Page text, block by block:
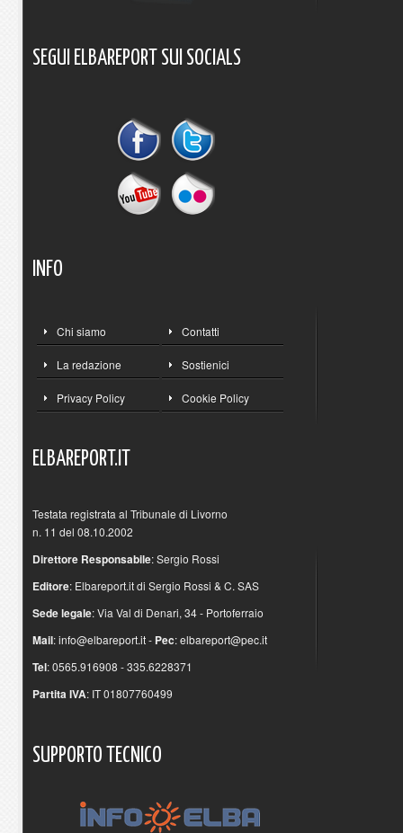
SEGUI ELBAREPORT SUI SOCIALS
INFO
Chi siamo Contatti
La redazione Sostienici
Privacy Policy Cookie Policy
ELBAREPORT.IT
Testata registrata al Tribunale di Livorno
n. 11 del 08.10.2002
Direttore Responsabile: Sergio Rossi
Editore: Elbareport.it di Sergio Rossi & C. SAS
Sede legale: Via Val di Denari, 34 - Portoferraio
Mail:info@elbareport.it- Pec:elbareport@pec.it
Tel: 0565.916908 - 335.6228371
Partita IVA: IT 01807760499
SUPPORTO TECNICO